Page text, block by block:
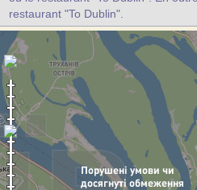
restaurant "To Dublin".